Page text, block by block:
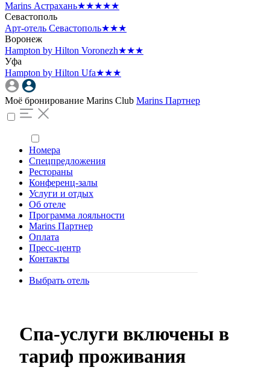
Marins Астрахань★★★★★
Севастополь
Арт-отель Севастополь★★★
Воронеж
Hampton by Hilton Voronezh★★★
Уфа
Hampton by Hilton Ufa★★★
Моё бронирование Marins Club Marins Партнер
Номера
Спецпредложения
Рестораны
Конференц-залы
Услуги и отдых
Об отеле
Программа лояльности
Marins Партнер
Оплата
Пресс-центр
Контакты
Выбрать отель
Спа-услуги включены в
тариф проживания